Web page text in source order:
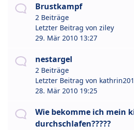
Brustkampf
2 Beiträge
Letzter Beitrag von ziley
29. Mär 2010 13:27
nestargel
2 Beiträge
Letzter Beitrag von
28. Mär 2010 19:25
Wie bekomme ich mein
durchschlafen?????